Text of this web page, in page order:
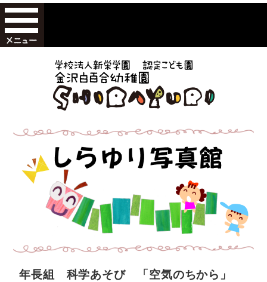
年長組 科学あそび 「空気のちから」